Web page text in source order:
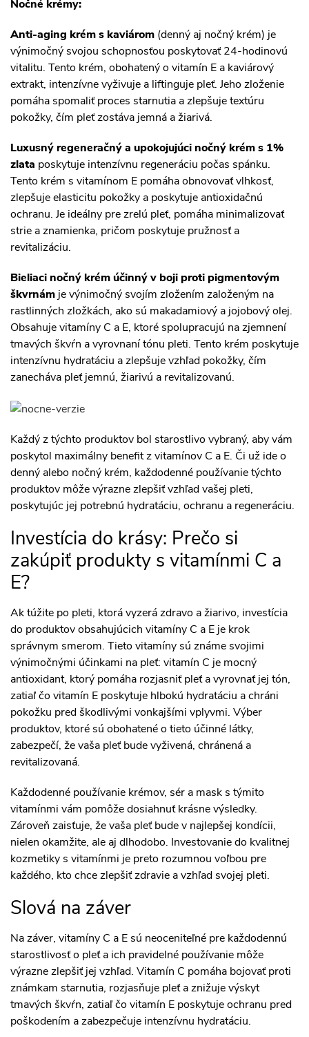
Nočné krémy:
Anti-aging krém s kaviárom (denný aj nočný krém) je
výnimočný svojou schopnosťou poskytovať 24-hodinovú
vitalitu. Tento krém, obohatený o vitamín E a kaviárový
extrakt, intenzívne vyživuje a liftinguje pleť. Jeho zloženie
pomáha spomaliť proces starnutia a zlepšuje textúru
pokožky, čím pleť zostáva jemná a žiarivá.
Luxusný regeneračný a upokojujúci nočný krém s 1%
zlata poskytuje intenzívnu regeneráciu počas spánku.
Tento krém s vitamínom E pomáha obnovovať vlhkosť,
zlepšuje elasticitu pokožky a poskytuje antioxidačnú
ochranu. Je ideálny pre zrelú pleť, pomáha minimalizovať
strie a znamienka, pričom poskytuje pružnosť a
revitalizáciu.
Bieliaci nočný krém účinný v boji proti pigmentovým
škvrnámje výnimočný svojím zložením založeným na
rastlinných zložkách, ako sú makadamiový a jojobový olej.
Obsahuje vitamíny C a E, ktoré spolupracujú na zjemnení
tmavých škvŕn a vyrovnaní tónu pleti. Tento krém poskytuje
intenzívnu hydratáciu a zlepšuje vzhľad pokožky, čím
zanecháva pleť jemnú, žiarivú a revitalizovanú.
Každý z týchto produktov bol starostlivo vybraný, aby vám
poskytol maximálny benefit z vitamínov C a E. Či už ide o
denný alebo nočný krém, každodenné používanie týchto
produktov môže výrazne zlepšiť vzhľad vašej pleti,
poskytujúc jej potrebnú hydratáciu, ochranu a regeneráciu.
Investícia do krásy: Prečo si
zakúpiť produkty s vitamínmi C a
E?
Ak túžite po pleti, ktorá vyzerá zdravo a žiarivo, investícia
do produktov obsahujúcich vitamíny C a E je krok
správnym smerom. Tieto vitamíny sú známe svojimi
výnimočnými účinkami na pleť: vitamín C je mocný
antioxidant, ktorý pomáha rozjasniť pleť a vyrovnať jej tón,
zatiaľ čo vitamín E poskytuje hlbokú hydratáciu a chráni
pokožku pred škodlivými vonkajšími vplyvmi. Výber
produktov, ktoré sú obohatené o tieto účinné látky,
zabezpečí, že vaša pleť bude vyživená, chránená a
revitalizovaná.
Každodenné používanie krémov, sér a mask s týmito
vitamínmi vám pomôže dosiahnuť krásne výsledky.
Zároveň zaisťuje, že vaša pleť bude v najlepšej kondícii,
nielen okamžite, ale aj dlhodobo. Investovanie do kvalitnej
kozmetiky s vitamínmi je preto rozumnou voľbou pre
každého, kto chce zlepšiť zdravie a vzhľad svojej pleti.
Slová na záver
Na záver, vitamíny C a E sú neoceniteľné pre každodennú
starostlivosť o pleť a ich pravidelné používanie môže
výrazne zlepšiť jej vzhľad. Vitamín C pomáha bojovať proti
známkam starnutia, rozjasňuje pleť a znižuje výskyt
tmavých škvŕn, zatiaľ čo vitamín E poskytuje ochranu pred
poškodením a zabezpečuje intenzívnu hydratáciu.